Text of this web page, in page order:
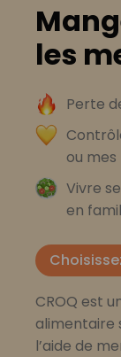
les
Perte
ou
Vivre
en
CROQ est
alimentaire
l’aide de